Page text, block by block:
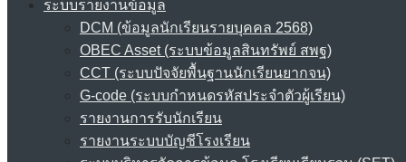
ระบบรายงานข้อมูล
DCM (ข้อมูลนักเรียนรายบุคคล 2568)
OBEC Asset (ระบบข้อมูลสินทรัพย์ สพฐ)
CCT (ระบบปัจจัยพื้นฐานนักเรียนยากจน)
G-code (ระบบกำหนดรหัสประจำตัวผู้เรียน)
รายงานการรับนักเรียน
รายงานระบบบัญชีโรงเรียน